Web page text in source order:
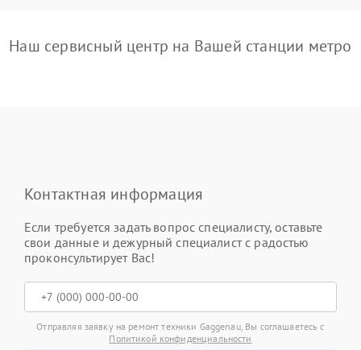
Наш сервисный центр на Вашей станции метро
Контактная информация
Если требуется задать вопрос специалисту, оставьте
свои данные и дежурный специалист с радостью
проконсультирует Вас!
Отправляя заявку на ремонт техники Gaggenau, Вы соглашаетесь с
Политикой конфиденциальности